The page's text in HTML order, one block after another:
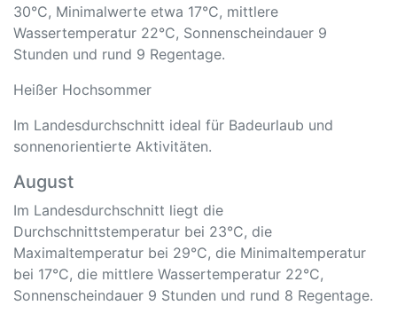
30°C, Minimalwerte etwa 17°C, mittlere
Wassertemperatur 22°C, Sonnenscheindauer 9
Stunden und rund 9 Regentage.
Heißer Hochsommer
Im Landesdurchschnitt ideal für Badeurlaub und
sonnenorientierte Aktivitäten.
August
Im Landesdurchschnitt liegt die
Durchschnittstemperatur bei 23°C, die
Maximaltemperatur bei 29°C, die Minimaltemperatur
bei 17°C, die mittlere Wassertemperatur 22°C,
Sonnenscheindauer 9 Stunden und rund 8 Regentage.